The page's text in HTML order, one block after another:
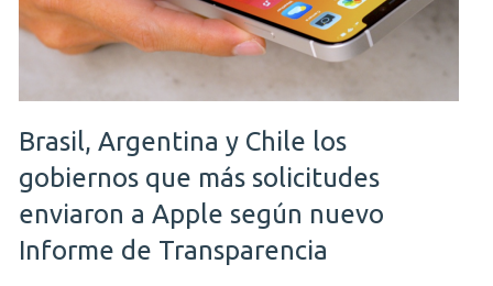
Brasil, Argentina y Chile los
gobiernos que más solicitudes
enviaron a Apple según nuevo
Informe de Transparencia